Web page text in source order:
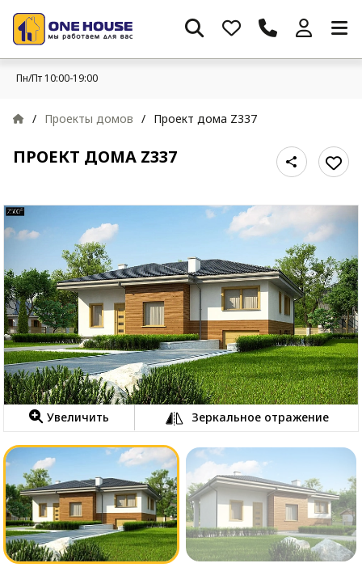
Пн/Пт 10:00-19:00
/ Проекты домов / Проект дома Z337
ПРОЕКТ ДОМА Z337
Увеличить Зеркальное отражение